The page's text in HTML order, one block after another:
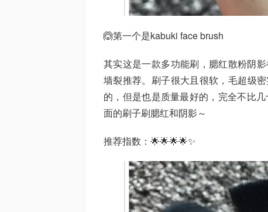
🙆第一个是kabuki face brush
其实这是一款多功能刷，腮红散粉阴
墙裂推荐。刷子很大且很软，毛超级
的，但是也是质量最好的，完全不比
面的刷子刷腮红和阴影～
推荐指数：🌟🌟🌟🌟✨